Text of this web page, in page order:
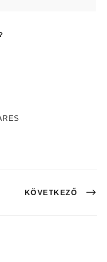
KÖVETKEZŐ